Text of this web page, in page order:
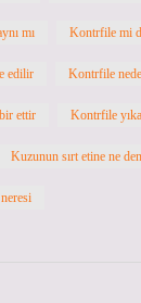
mı Kontrfile mi
edilir Kontrfile
ettir Kontrfile
Kuzunun sırt etine ne